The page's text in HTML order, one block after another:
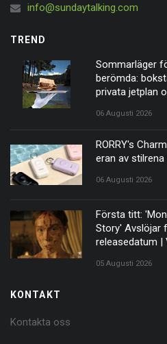
info@sundaytalking.com
TREND
Sommarläger
berömda:
privata jetplan
06 Augusti 2026
RORRY's
eran av stilrena
06 Augusti 2026
Första titt:
Story' Avslöjar
releasedatum |
05 Augusti 2026
KONTAKT
Kontakta oss